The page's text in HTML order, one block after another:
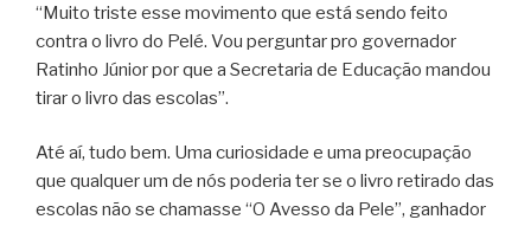
“Muito triste esse movimento que está sendo feito
contra o livro do Pelé. Vou perguntar pro governador
Ratinho Júnior por que a Secretaria de Educação mandou
tirar o livro das escolas”.
Até aí, tudo bem. Uma curiosidade e uma preocupação
que qualquer um de nós poderia ter se o livro retirado das
escolas não se chamasse “O Avesso da Pele”, ganhador